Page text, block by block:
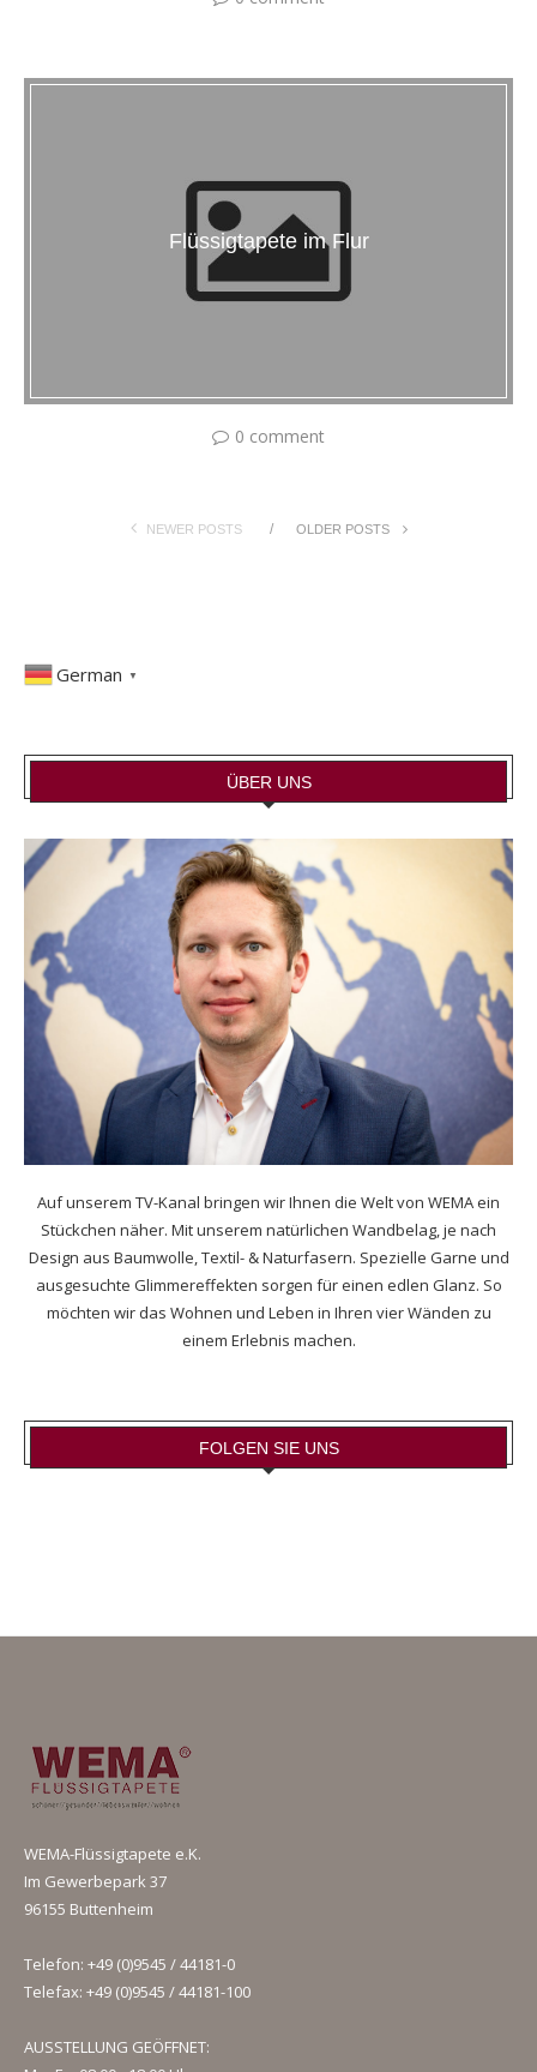
Flüssigtapete im Flur
0 comment
NEWER POSTS OLDER POSTS
German ▼
ÜBER UNS
Auf unserem TV-Kanal bringen wir Ihnen die Welt von WEMA ein
Stückchen näher. Mit unserem natürlichen Wandbelag, je nach
Design aus Baumwolle, Textil- & Naturfasern. Spezielle Garne und
ausgesuchte Glimmereffekten sorgen für einen edlen Glanz. So
möchten wir das Wohnen und Leben in Ihren vier Wänden zu
einem Erlebnis machen.
FOLGEN SIE UNS
WEMA-Flüssigtapete e.K.
Im Gewerbepark 37
96155 Buttenheim
Telefon: +49 (0)9545 / 44181-0
Telefax: +49 (0)9545 / 44181-100
AUSSTELLUNG GEÖFFNET: